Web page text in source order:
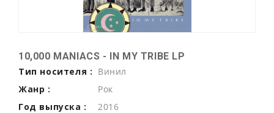
10,000 MANIACS - IN MY TRIBE LP
Тип носителя : Винил
Жанр :
Рок
Год выпуска :
2016